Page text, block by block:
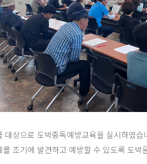
대상으로 도박중독예방교육을 실시하였습
를 조기에 발견하고 예방할 수 있도록 도